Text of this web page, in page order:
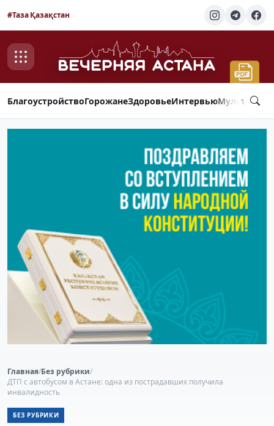
#Таза Қазақстан
БлагоустройствоГорожанеЗдоровьеИнтервью
Главная/Без рубрики/
ДТП с автобусом в Астане: одна из пострадавших получила
инвалидность
БЕЗ РУБРИКИ